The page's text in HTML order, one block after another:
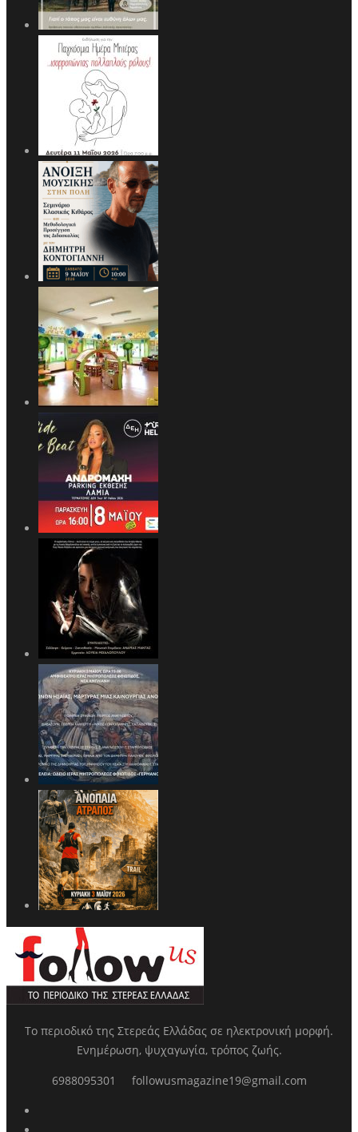
Το περιοδικό της Στερεάς Ελλάδας σε ηλεκτρονική μορφή.
Ενημέρωση, ψυχαγωγία, τρόπος ζωής.
6988095301 followusmagazine19@gmail.com